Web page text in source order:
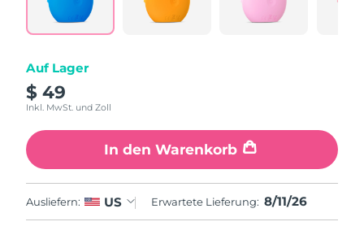
Auf Lager
$ 49
Inkl. MwSt. und Zoll
In den Warenkorb
Ausliefern: US Erwartete Lieferung: 8/11/26